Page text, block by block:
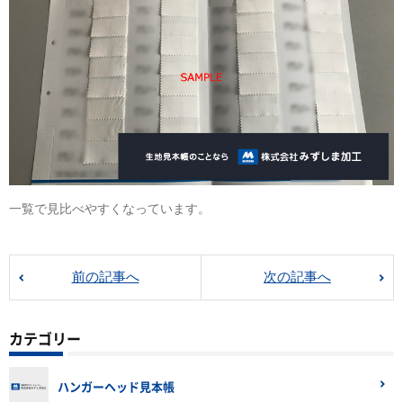
一覧で見比べやすくなっています。
前の記事へ 次の記事へ
カテゴリー
ハンガーヘッド見本帳